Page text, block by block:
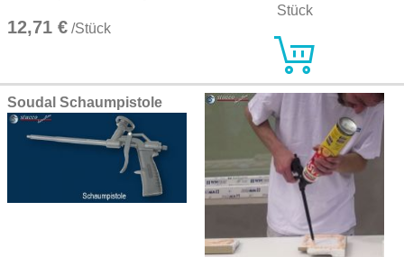
12,71 € /Stück
Stück
Soudal Schaumpistole